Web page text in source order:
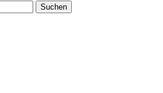
Suchen